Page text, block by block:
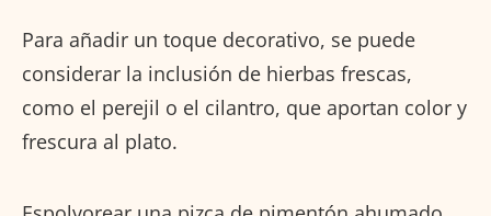
Para añadir un toque decorativo, se puede
considerar la inclusión de hierbas frescas,
como el perejil o el cilantro, que aportan color y
frescura al plato.